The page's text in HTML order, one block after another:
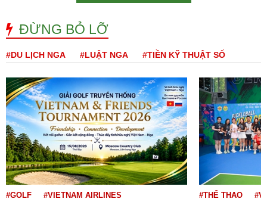
ĐỪNG BỎ LỠ
#DU LỊCH NGA #LUẬT NGA #TIỀN KỸ THUẬT SỐ
#GOLF
#VIETNAM AIRLINES
#THỂ THAO